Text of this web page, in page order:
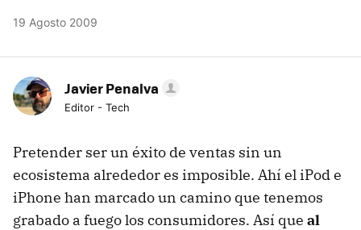
19 Agosto 2009
Javier Penalva
Editor - Tech
Pretender ser un éxito de ventas sin un
ecosistema alrededor es imposible. Ahí el iPod e
iPhone han marcado un camino que tenemos
grabado a fuego los consumidores. Así que al